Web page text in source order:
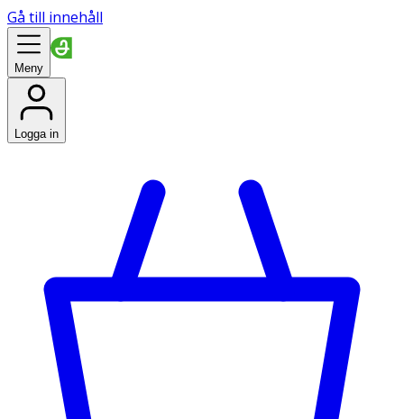
Gå till innehåll
Meny
Logga in